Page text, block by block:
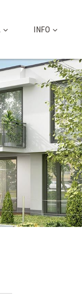
INFO